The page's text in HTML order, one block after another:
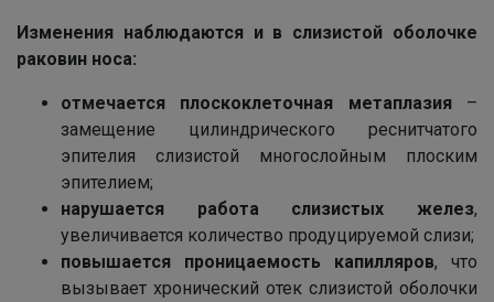
Изменения наблюдаются и в слизистой оболочке
раковин носа:
отмечается плоскоклеточная метаплазия–
замещение цилиндрического реснитчатого
эпителия слизистой многослойным плоским
эпителием;
нарушается работа слизистых желез,
увеличивается количество продуцируемой слизи;
повышается проницаемость капилляров, что
вызывает хронический отек слизистой оболочки